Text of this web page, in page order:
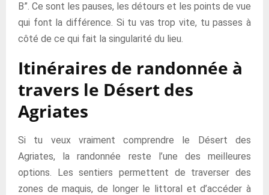
B”. Ce sont les pauses, les détours et les points de vue
qui font la différence. Si tu vas trop vite, tu passes à
côté de ce qui fait la singularité du lieu.
Itinéraires de randonnée à
travers le Désert des
Agriates
Si tu veux vraiment comprendre le Désert des
Agriates, la randonnée reste l’une des meilleures
options. Les sentiers permettent de traverser des
zones de maquis, de longer le littoral et d’accéder à